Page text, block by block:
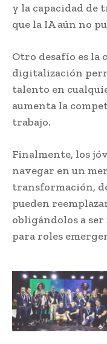
y la capacidad de
que la IA aún no
Otro desafío es la
digitalización
talento en
aumenta la
trabajo.
Finalmente, los
navegar en un
transformación,
pueden
obligándolos a
para roles